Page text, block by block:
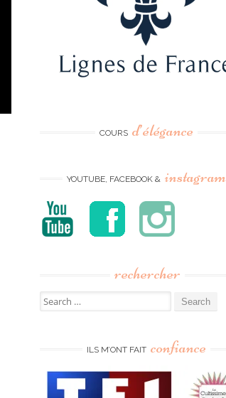
COURS d’élégance
YOUTUBE, FACEBOOK & instagram
rechercher
Search
for:
ILS M’ONT FAIT confiance